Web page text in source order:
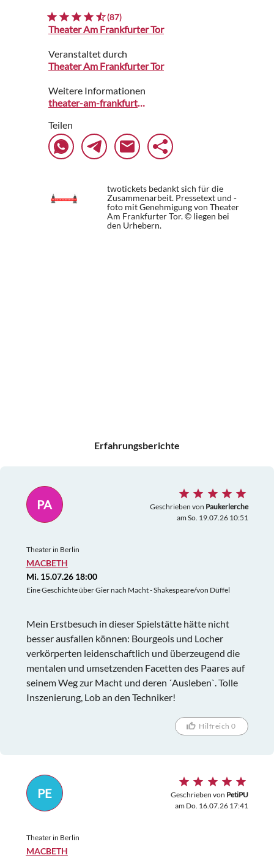
(87)
Theater Am Frankfurter Tor
Veranstaltet durch
Theater Am Frankfurter Tor
Weitere Informationen
theater-am-frankfurter-tor.de
Teilen
twotickets bedankt sich für die
Zusammenarbeit. Pressetext und -
foto mit Genehmigung von Theater
Am Frankfurter Tor. © liegen bei
den Urhebern.
Erfahrungsberichte
PA Geschrieben von Paukerlerche
am So. 19.07.26 10:51
Theater in Berlin
MACBETH
Mi. 15.07.26 18:00
Eine Geschichte über Gier nach Macht - Shakespeare/von Düffel
Mein Erstbesuch in dieser Spielstätte hätte nicht
besser ausfallen können: Bourgeois und Locher
verkörperten leidenschaftlich und überzeugend die
mentalen und umsetzenden Facetten des Paares auf
seinem Weg zur Macht und deren ´Ausleben`. Tolle
Inszenierung, Lob an den Techniker!
Hilfreich 0
PE Geschrieben von PetiPU
am Do. 16.07.26 17:41
Theater in Berlin
MACBETH